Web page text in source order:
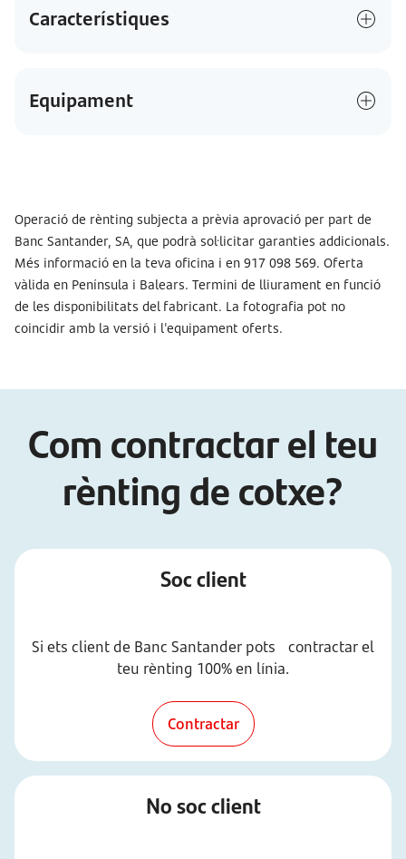
Característiques
Equipament
Operació de rènting subjecta a prèvia aprovació per part de
Banc Santander, SA, que podrà sol·licitar garanties addicionals.
Més informació en la teva oficina i en 917 098 569. Oferta
vàlida en Península i Balears. Termini de lliurament en funció
de les disponibilitats del fabricant. La fotografia pot no
coincidir amb la versió i l'equipament oferts.
Com contractar el teu
rènting de cotxe?
Soc client
Si ets client de Banc Santander pots contractar el
teu rènting 100% en línia.
Contractar
No soc client